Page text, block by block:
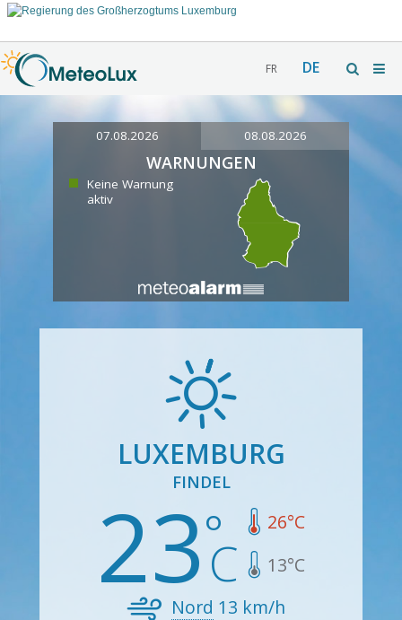
FR DE
07.08.2026 08.08.2026
WARNUNGEN
Keine Warnung
aktiv
LUXEMBURG
FINDEL
23 26°C
13°C
Nord 13 km/h